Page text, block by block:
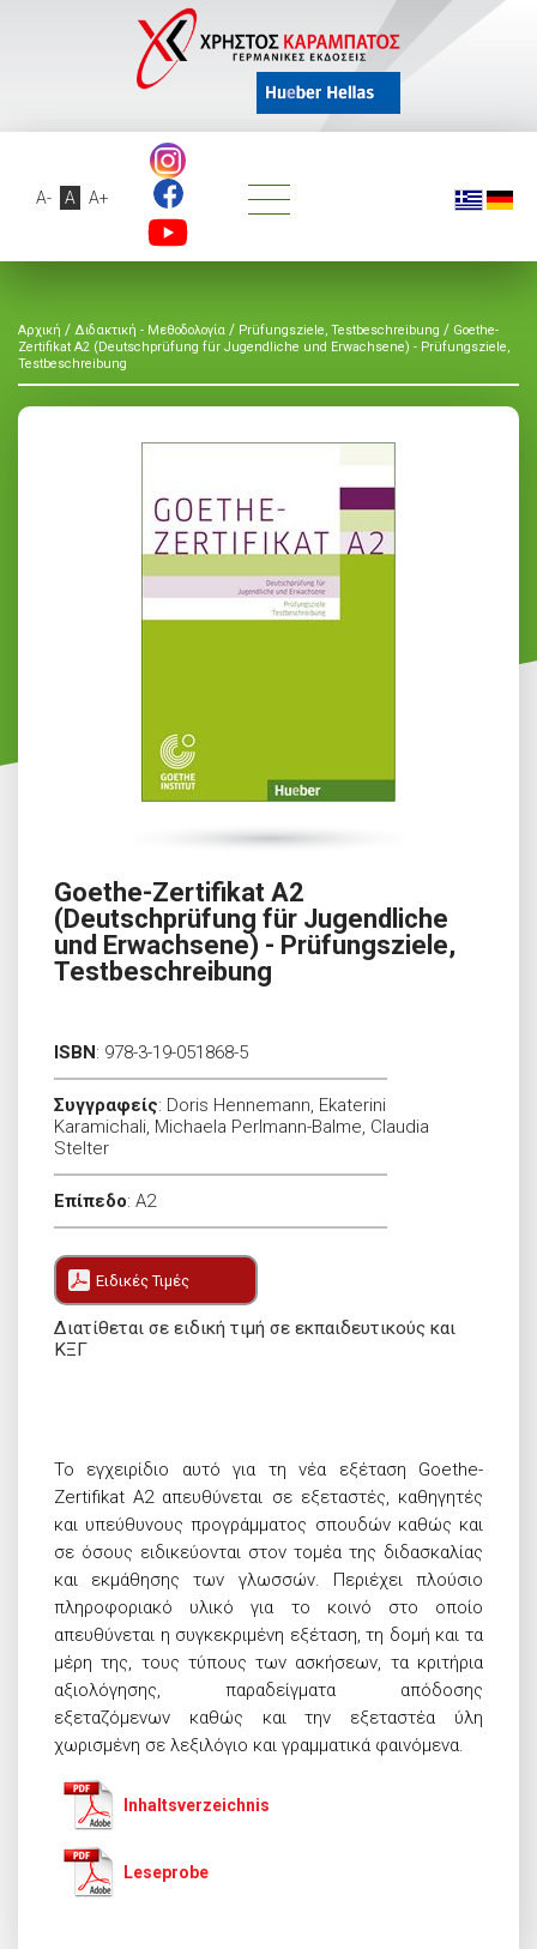
A- A A+
Αρχική / Διδακτική - Μεθοδολογία / Prüfungsziele, Testbeschreibung / Goethe-
Zertifikat A2 (Deutschprüfung für Jugendliche und Erwachsene) - Prüfungsziele,
Testbeschreibung
Goethe-Zertifikat A2
(Deutschprüfung für Jugendliche
und Erwachsene) - Prüfungsziele,
Testbeschreibung
ISBN: 978-3-19-051868-5
Συγγραφείς: Doris Hennemann, Ekaterini
Karamichali, Michaela Perlmann-Balme, Claudia
Stelter
Επίπεδο: A2
Ειδικές Τιμές
Διατίθεται σε ειδική τιμή σε εκπαιδευτικούς και
ΚΞΓ
Το εγχειρίδιο αυτό για τη νέα εξέταση Goethe-
Zertifikat A2 απευθύνεται σε εξεταστές, καθηγητές
και υπεύθυνους προγράμματος σπουδών καθώς και
σε όσους ειδικεύονται στον τομέα της διδασκαλίας
και εκμάθησης των γλωσσών. Περιέχει πλούσιο
πληροφοριακό υλικό για το κοινό στο οποίο
απευθύνεται η συγκεκριμένη εξέταση, τη δομή και τα
μέρη της, τους τύπους των ασκήσεων, τα κριτήρια
αξιολόγησης, παραδείγματα απόδοσης
εξεταζόμενων καθώς και την εξεταστέα ύλη
χωρισμένη σε λεξιλόγιο και γραμματικά φαινόμενα.
Inhaltsverzeichnis
Leseprobe